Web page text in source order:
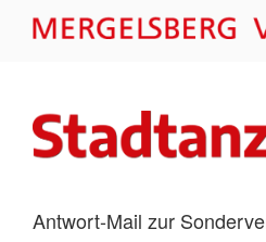
Inhalt
Antwort-Mail zur